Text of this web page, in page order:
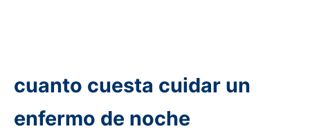
cuanto cuesta cuidar un
enfermo de noche